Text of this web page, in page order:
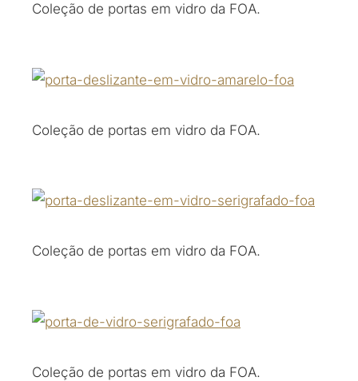
Coleção de portas em vidro da FOA.
Coleção de portas em vidro da FOA.
Coleção de portas em vidro da FOA.
Coleção de portas em vidro da FOA.